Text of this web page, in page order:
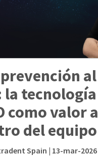
prevención
como valor
del
Spain | 13-mar-2026